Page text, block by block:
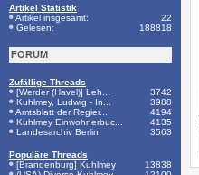
Artikel Statistik
Artikel insgesamt:
22
Gelesen:
188818
FORUM
Zufällige Threads
[Werder (Havel)] Leh...
3742
Kuhlmey, Ludwig - In...
3988
Amtsblatt der Regier...
4194
Kuhlmey Einwohnerbuc...
4135
Landesarchiv Berlin
3563
Populäre Threads
[Brandenburg] Kuhlmey
13838